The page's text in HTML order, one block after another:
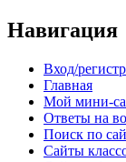
Навигация
Вход/
Главная
Мой мини-
Ответы на
Поиск по
Сайты